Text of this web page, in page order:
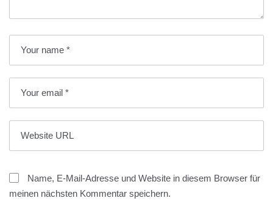
Name, E-Mail-Adresse und Website in diesem Browser für
meinen nächsten Kommentar speichern.